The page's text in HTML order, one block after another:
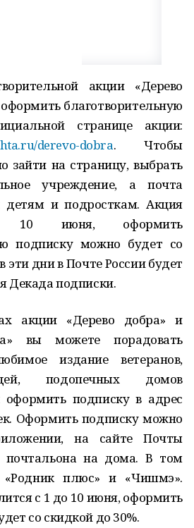
акции «Дерево
благотворительную
странице акции:
derevo-dobra. Чтобы
зайти на страницу, выбрать
учреждение, а почта
детям и подросткам. Акция
10 июня, оформить
подписку можно будет со
эти дни в Почте России будет
Декада подписки.
акции «Дерево добра» и
вы можете порадовать
издание ветеранов,
подопечных домов
оформить подписку в адрес
Оформить подписку можно
на сайте Почты
почтальона на дома. В том
«Родник плюс» и «Чишмэ».
с 1 до 10 июня, оформить
со скидкой до 30%.